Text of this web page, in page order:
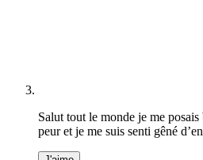
Salut tout le monde je me
peur et je me suis senti gêné